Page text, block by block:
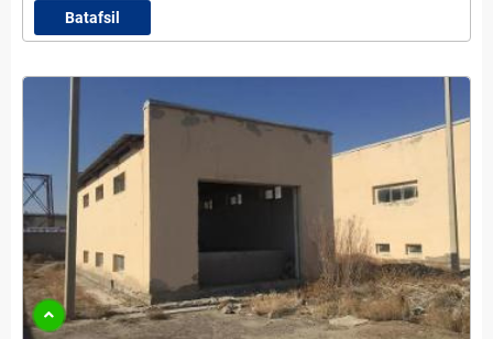
Batafsil